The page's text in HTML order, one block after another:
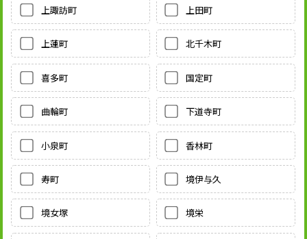
上諏訪町 上田町
上蓮町 北千木町
喜多町 国定町
曲輪町 下道寺町
小泉町 香林町
寿町 境伊与久
境女塚 境栄